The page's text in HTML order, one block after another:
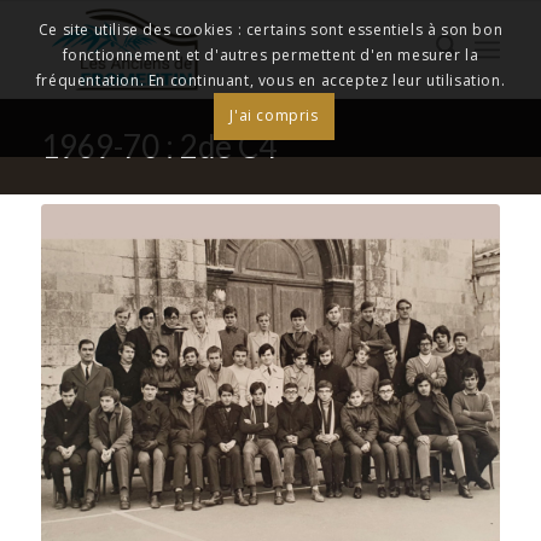
1969-70 : 2de C4
Ce site utilise des cookies : certains sont essentiels à son bon
fonctionnement et d'autres permettent d'en mesurer la
fréquentation. En continuant, vous en acceptez leur utilisation.
J'ai compris